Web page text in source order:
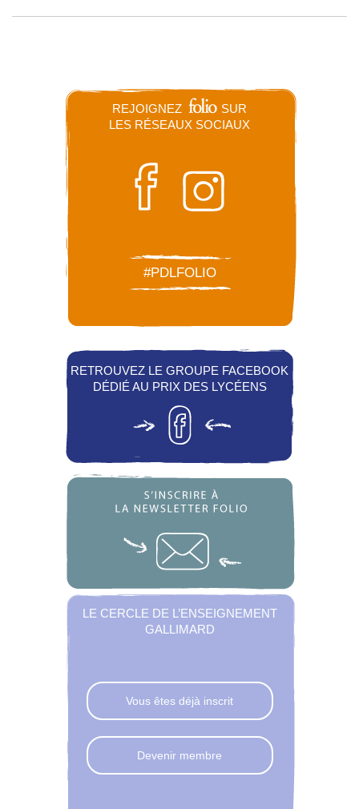
REJOIGNEZ
SUR
LES RÉSEAUX SOCIAUX
#PDLFOLIO
RETROUVEZ LE GROUPE FACEBOOK
DÉDIÉ AU PRIX DES LYCÉENS
LE CERCLE DE L’ENSEIGNEMENT
GALLIMARD
Vous êtes déjà inscrit
Devenir membre